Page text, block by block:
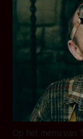
Op het menu van